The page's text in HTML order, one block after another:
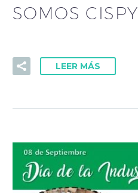
SOMOS CISPY
LEER MÁS